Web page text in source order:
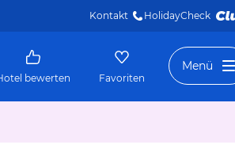
Kontakt HolidayCheck
bewerten Favoriten
Menü